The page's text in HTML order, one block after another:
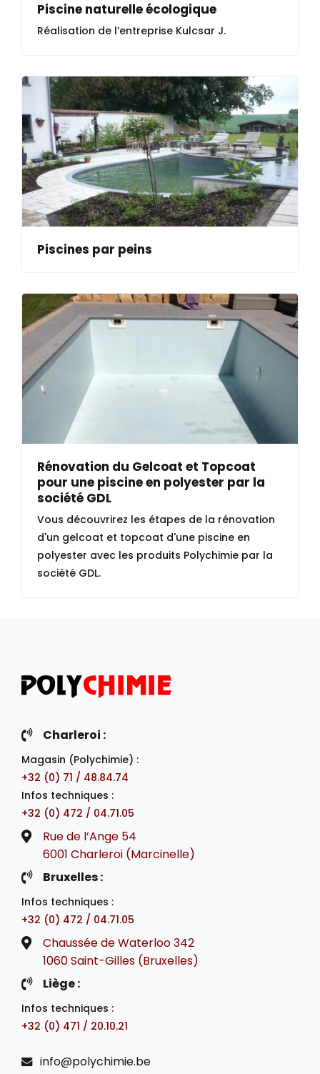
Piscine naturelle écologique
Réalisation de l’entreprise Kulcsar J.
Piscines par peins
Rénovation du Gelcoat et Topcoat
pour une piscine en polyester par la
société GDL
Vous découvrirez les étapes de la rénovation
d'un gelcoat et topcoat d'une piscine en
polyester avec les produits Polychimie par la
société GDL.
Charleroi :
Magasin (Polychimie) :
+32 (0) 71 / 48.84.74
Infos techniques :
+32 (0) 472 / 04.71.05
Rue de l’Ange 54
6001 Charleroi (Marcinelle)
Bruxelles :
Infos techniques :
+32 (0) 472 / 04.71.05
Chaussée de Waterloo 342
1060 Saint-Gilles (Bruxelles)
Liège :
Infos techniques :
+32 (0) 471 / 20.10.21
info@polychimie.be